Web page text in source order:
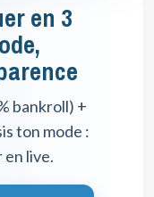
en 3
bankroll) +
ton mode :
live.